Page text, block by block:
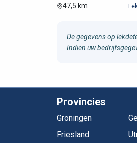
47,5 km
De gegevens op
Indien uw
Provincies
Groningen
Friesland